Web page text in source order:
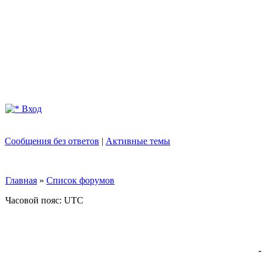
Вход
Сообщения без ответов | Активные темы
Главная » Список форумов
Часовой пояс: UTC
-